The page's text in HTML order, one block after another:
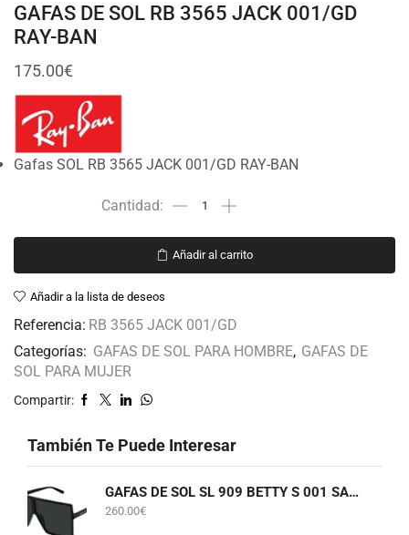
GAFAS DE SOL RB 3565 JACK 001/GD
RAY-BAN
175.00€
Gafas SOL RB 3565 JACK 001/GD RAY-BAN
Añadir al carrito
Añadir a la lista de deseos
Referencia: RB 3565 JACK 001/GD
Categorías: GAFAS DE SOL PARA HOMBRE, GAFAS DE
SOL PARA MUJER
Compartir:
También Te Puede Interesar
GAFAS DE SOL SL 909 BETTY S 001 SAINT LAURENT
260.00€